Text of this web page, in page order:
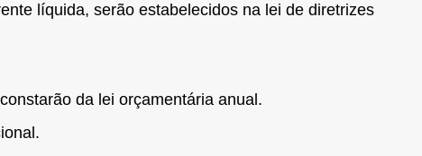
líquida, serão estabelecidos na lei de diretrizes
da lei orçamentária anual.